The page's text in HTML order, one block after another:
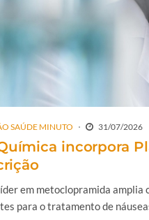
SAÚDE MINUTO 31/07/2026
incorpora
em metoclopramida amplia
para o tratamento de